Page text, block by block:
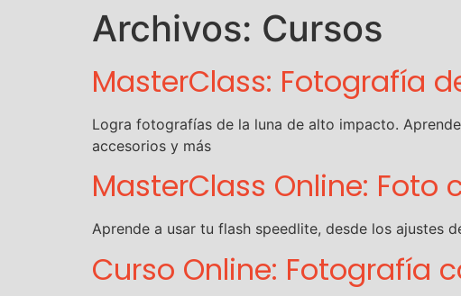
Archivos: Cursos
MasterClass: Fotografía
Logra fotografías de la luna de alto impacto.
accesorios y más
MasterClass Online: Foto
Aprende a usar tu flash speedlite, desde los ajustes
Curso Online: Fotografía